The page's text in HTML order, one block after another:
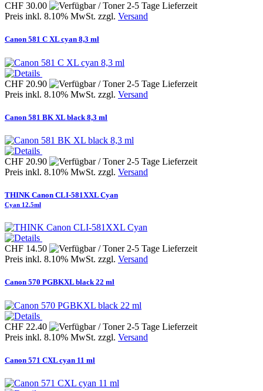
CHF 30.00
Preis inkl. 8.10% MwSt. zzgl. Versand
Canon 581 C XL cyan 8,3 ml
CHF 20.90
Preis inkl. 8.10% MwSt. zzgl. Versand
Canon 581 BK XL black 8,3 ml
CHF 20.90
Preis inkl. 8.10% MwSt. zzgl. Versand
THINK Canon CLI-581XXL Cyan
Cyan 12.5ml
CHF 14.50
Preis inkl. 8.10% MwSt. zzgl. Versand
Canon 570 PGBKXL black 22 ml
CHF 22.40
Preis inkl. 8.10% MwSt. zzgl. Versand
Canon 571 CXL cyan 11 ml